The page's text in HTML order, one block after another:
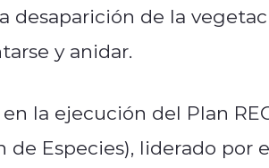
desaparición de la
y anidar.
la ejecución del Plan
de Especies), liderado por